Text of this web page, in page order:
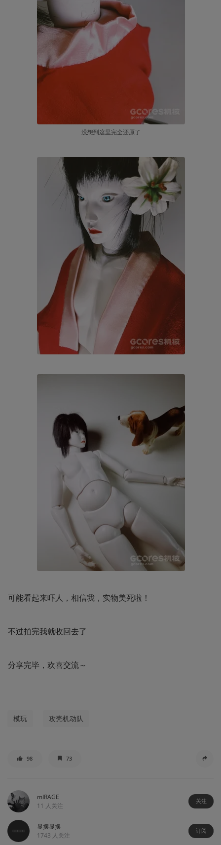
没想到这里完全还原了
可能看起来吓人，相信我，实物美死啦！
不过拍完我就收回去了
分享完毕，欢喜交流～
模玩 攻壳机动队
98 73
mIRAGE
11 人关注
关注
显摆显摆
1743 人关注
订阅